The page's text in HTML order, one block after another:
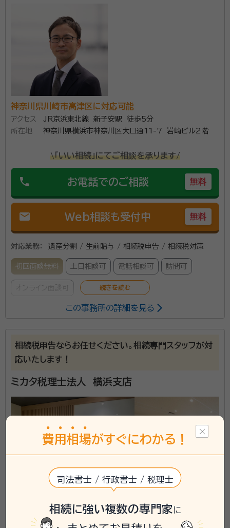
神奈川県川崎市高津区に対応可能
アクセス
JR京浜東北線 新子安駅 徒歩5分
所在地
神奈川県横浜市神奈川区大口通11-7 岩崎ビル2階
\「いい相続」にてご相談を承ります/
phone お電話でのご相談 無料
mail Web相談も受付中 無料
対応業務： 遺産分割 / 生前贈与 / 相続税申告 / 相続税対策
初回面談無料 土日相談可 電話相談可 訪問可
オンライン面談可
経歴： 1984年生まれ 神奈川県三浦市出身 明治学院大学経済学部に
院 経営学研究科に入学し大学院修士過程を５年間で修了する。 修了後
人レガシィに就職。 その後、2011年に桐澤寛興会計事務所（現、響き税理
目指し25歳で税理士試験に合格。その後27歳で税理士登録。 28歳で社
員税理士に抜擢され、事務所運営に携わりながら様々な経験を積む。 相
続税対策、遺産分割対策、不動産税務など全体を俯瞰したアドバイスを強
みとしている。
相続や事業承継は誰もが頭を悩ませます｡ 解決策を調
策がどれなのかわからず何もしない・できない方が多い
をしっかりヒアリングしたうえでお客様にとって最適な
～17:00 土日祝は事前予約で対応可
税理士
この事務所の詳細を見る
相続税申告ならお任せください。相続専門スタッフが対
応いたします！
ミカタ税理士法人 横浜支店
各線「横浜駅」より徒歩5分
所在地
神奈川県横浜市神奈川区鶴屋町2-26-4第3安田ビル
費用 相場がすぐにわかる！
司法書士 / 行政書士 / 税理士
相続に強い複数の専門家に